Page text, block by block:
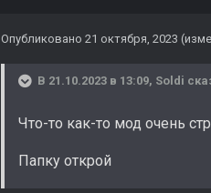
Опубликовано 21 октября, 2023
В 21.10.2023 в 13:09, Soldi
Что-то как-то мод очень
Папку открой